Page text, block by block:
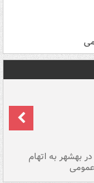
۶ نفر در بهشهر به اتهام